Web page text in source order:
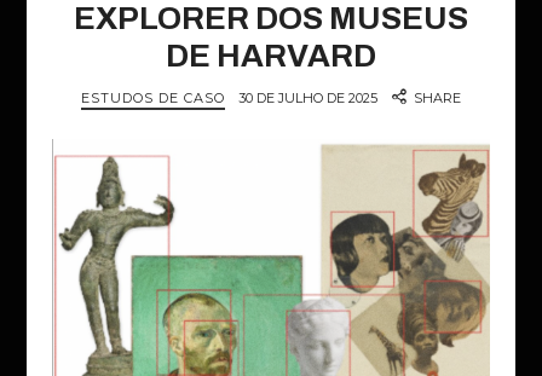
EXPLORER DOS MUSEUS
DE HARVARD
ESTUDOS DE CASO 30 DE JULHO DE 2025 SHARE